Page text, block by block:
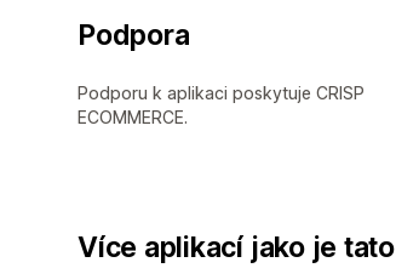
Podpora
Podporu k aplikaci poskytuje CRISP
ECOMMERCE.
Více aplikací jako je tato